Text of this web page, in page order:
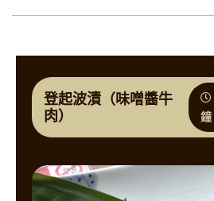
登起波漬（味噌醬牛
肉）
鐘